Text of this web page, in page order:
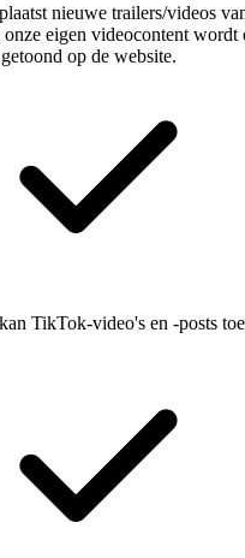
nieuwe trailers/videos
eigen videocontent wordt
op de website.
TikTok-video's en -posts